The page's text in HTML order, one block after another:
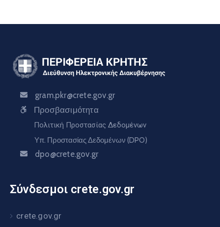
gram.pkr@crete.gov.gr
Προσβασιμότητα
Πολιτική Προστασίας Δεδομένων
Υπ. Προστασίας Δεδομένων (DPO)
dpo@crete.gov.gr
Σύνδεσμοι crete.gov.gr
crete.gov.gr